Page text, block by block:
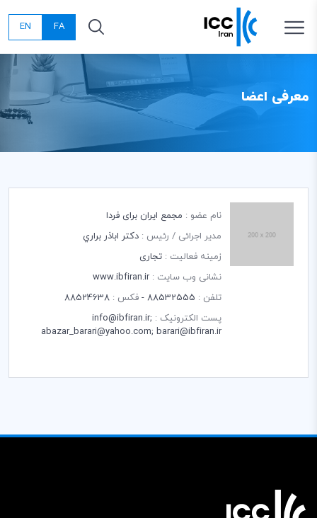
FA
EN
معرفی اعضا
نام عضو : مجمع ایران برای فردا
مدیر اجرائی / رئیس : دكتر اباذر براري
زمینه فعالیت : تجاری
نشانی وب سایت :www.ibfiran.ir
تلفن : 88532555 - فکس : 88524638
پست الکترونیک : info@ibfiran.ir;
abazar_barari@yahoo.com; barari@ibfiran.ir